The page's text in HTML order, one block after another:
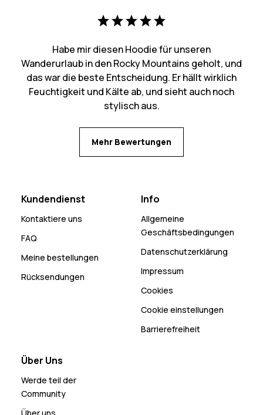
Habe mir diesen Hoodie für unseren
Wanderurlaub in den Rocky Mountains geholt, und
das war die beste Entscheidung. Er hällt wirklich
Feuchtigkeit und Kälte ab, und sieht auch noch
stylisch aus.
Mehr Bewertungen
Kundendienst
Kontaktiere uns
FAQ
Meine bestellungen
Rücksendungen
Info
Allgemeine
Geschäftsbedingungen
Datenschutzerklärung
Impressum
Cookies
Cookie einstellungen
Barrierefreiheit
Über Uns
Werde teil der
Community